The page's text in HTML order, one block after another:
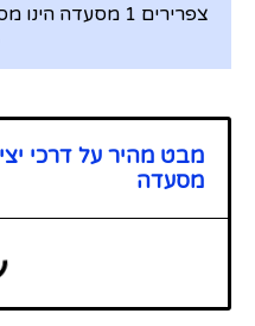
צפרירים 1
מסעדה